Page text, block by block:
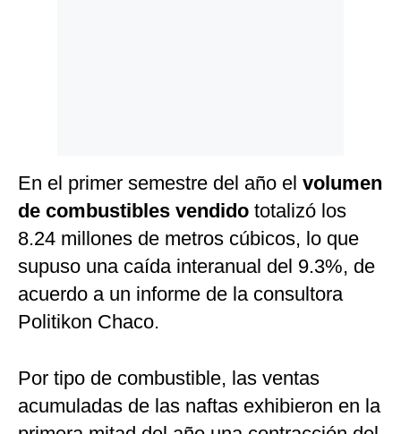
En el primer semestre del año el volumen
de combustibles vendido totalizó los
8.24 millones de metros cúbicos, lo que
supuso una caída interanual del 9.3%, de
acuerdo a un informe de la consultora
Politikon Chaco.
Por tipo de combustible, las ventas
acumuladas de las naftas exhibieron en la